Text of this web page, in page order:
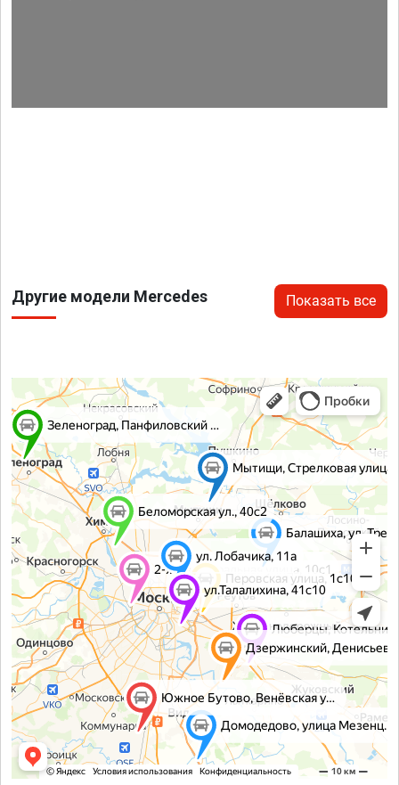
Другие модели Mercedes Показать все